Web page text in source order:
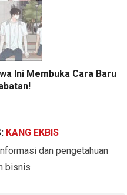
Ini Membuka Cara Baru
KANG EKBIS
dan pengetahuan
bisnis